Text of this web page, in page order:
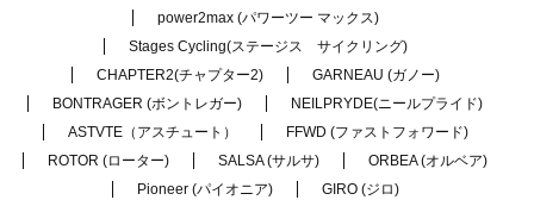
power2max (パワーツー マックス)
Stages Cycling(ステージス サイクリング)
CHAPTER2(チャプター2)
GARNEAU (ガノー)
BONTRAGER (ボントレガー)
NEILPRYDE(ニールプライド)
ASTVTE（アスチュート）
FFWD (ファストフォワード)
ROTOR (ローター)
SALSA (サルサ)
ORBEA (オルベア)
Pioneer (パイオニア)
GIRO (ジロ)